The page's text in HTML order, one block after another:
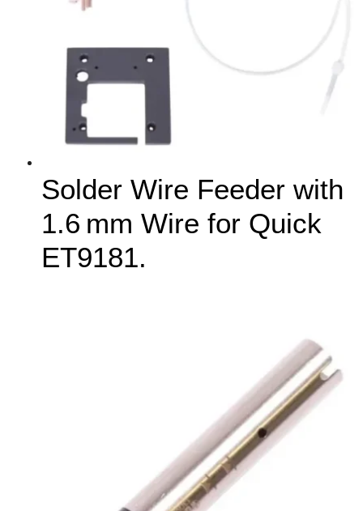
Solder Wire Feeder with
1.6 mm Wire for Quick
ET9181.